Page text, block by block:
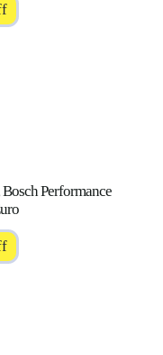
Performance